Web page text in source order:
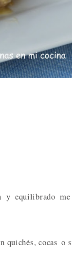
y equilibrado
quichés, cocas o